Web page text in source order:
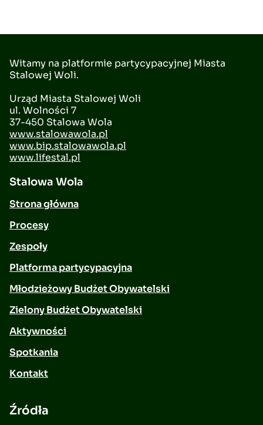
Witamy na platformie partycypacyjnej Miasta
Stalowej Woli.
Urząd Miasta Stalowej Woli
ul. Wolności 7
37-450 Stalowa Wola
www.stalowawola.pl
www.bip.stalowawola.pl
www.lifestal.pl
Stalowa Wola
Strona główna
Procesy
Zespoły
Platforma partycypacyjna
Młodzieżowy Budżet Obywatelski
Zielony Budżet Obywatelski
Aktywności
Spotkania
Kontakt
Źródła